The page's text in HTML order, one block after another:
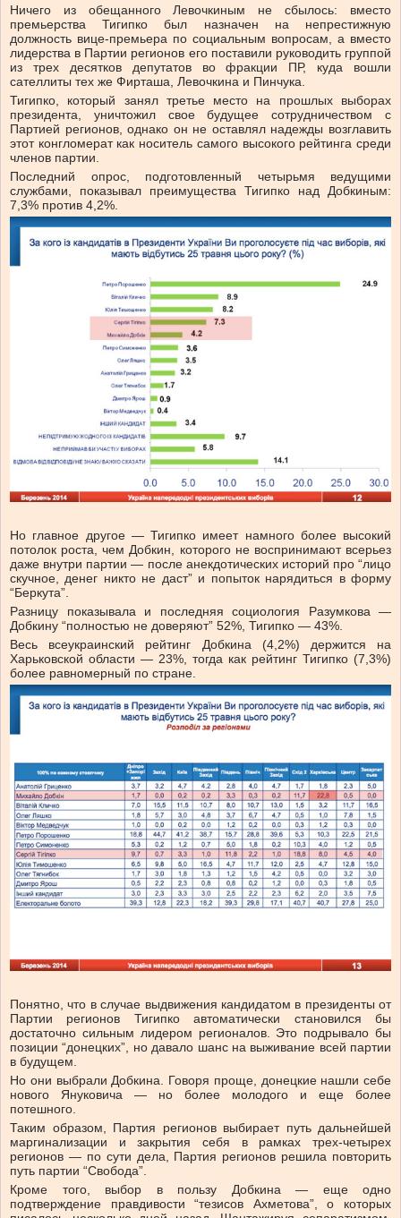
Ничего из обещанного Левочкиным не сбылось: вместо
премьерства Тигипко был назначен на непрестижную
должность вице-премьера по социальным вопросам, а вместо
лидерства в Партии регионов его поставили руководить группой
из трех десятков депутатов во фракции ПР, куда вошли
сателлиты тех же Фирташа, Левочкина и Пинчука.
Тигипко, который занял третье место на прошлых выборах
президента, уничтожил свое будущее сотрудничеством с
Партией регионов, однако он не оставлял надежды возглавить
этот конгломерат как носитель самого высокого рейтинга среди
членов партии.
Последний опрос, подготовленный четырьмя ведущими
службами, показывал преимущества Тигипко над Добкиным:
7,3% против 4,2%.
Но главное другое — Тигипко имеет намного более высокий
потолок роста, чем Добкин, которого не воспринимают всерьез
даже внутри партии — после анекдотических историй про “лицо
скучное, денег никто не даст” и попыток нарядиться в форму
“Беркута”.
Разницу показывала и последняя социология Разумкова —
Добкину “полностью не доверяют” 52%, Тигипко — 43%.
Весь всеукраинский рейтинг Добкина (4,2%) держится на
Харьковской области — 23%, тогда как рейтинг Тигипко (7,3%)
более равномерный по стране.
Понятно, что в случае выдвижения кандидатом в президенты от
Партии регионов Тигипко автоматически становился бы
достаточно сильным лидером регионалов. Это подрывало бы
позиции “донецких”, но давало шанс на выживание всей партии
в будущем.
Но они выбрали Добкина. Говоря проще, донецкие нашли себе
нового Януковича — но более молодого и еще более
потешного.
Таким образом, Партия регионов выбирает путь дальнейшей
маргинализации и закрытия себя в рамках трех-четырех
регионов — по сути дела, Партия регионов решила повторить
путь партии “Свобода”.
Кроме того, выбор в пользу Добкина — еще одно
подтверждение правдивости “тезисов Ахметова”, о которых